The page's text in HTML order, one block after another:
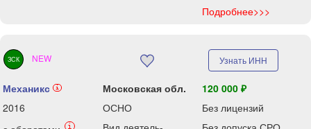
Подробнее>>>
ЗСК NEW Узнать ИНН
Механикс i Московская обл.
120 000 ₽
2016
ОСНО
Без лицензий
i